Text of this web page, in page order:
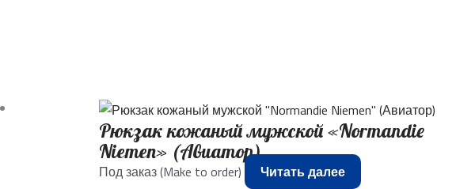
Рюкзак кожаный мужской «Normandie
Niemen» (Авиатор)
Под заказ (Make to order) Читать далее